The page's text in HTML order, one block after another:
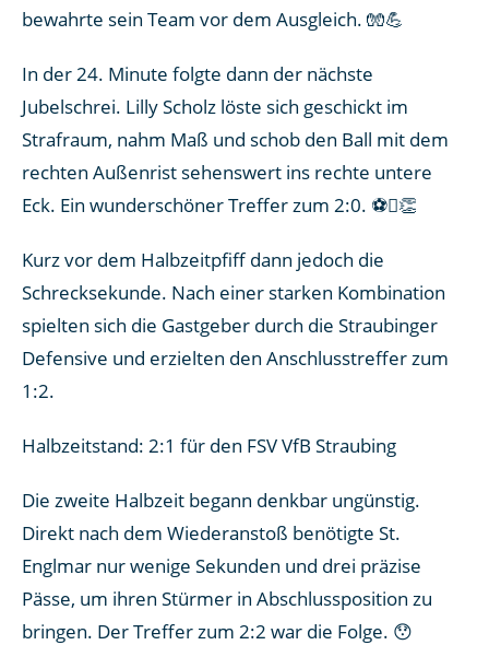
bewahrte sein Team vor dem Ausgleich. 🧤💪
In der 24. Minute folgte dann der nächste
Jubelschrei. Lilly Scholz löste sich geschickt im
Strafraum, nahm Maß und schob den Ball mit dem
rechten Außenrist sehenswert ins rechte untere
Eck. Ein wunderschöner Treffer zum 2:0. ⚽👏
Kurz vor dem Halbzeitpfiff dann jedoch die
Schrecksekunde. Nach einer starken Kombination
spielten sich die Gastgeber durch die Straubinger
Defensive und erzielten den Anschlusstreffer zum
1:2.
Halbzeitstand: 2:1 für den FSV VfB Straubing
Die zweite Halbzeit begann denkbar ungünstig.
Direkt nach dem Wiederanstoß benötigte St.
Englmar nur wenige Sekunden und drei präzise
Pässe, um ihren Stürmer in Abschlussposition zu
bringen. Der Treffer zum 2:2 war die Folge. 😯